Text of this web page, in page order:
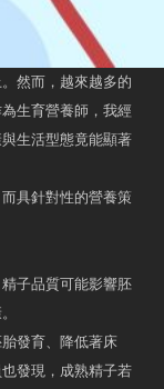
然而，越來越多的
生育營養師，我經
生活型態竟能顯著
具針對性的營養策
子品質可能影響胚
發育、降低著床
發現，成熟精子若